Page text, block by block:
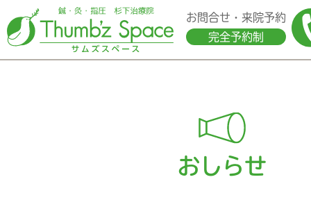
お問合せ・来院予約
完全予約制
おしらせ